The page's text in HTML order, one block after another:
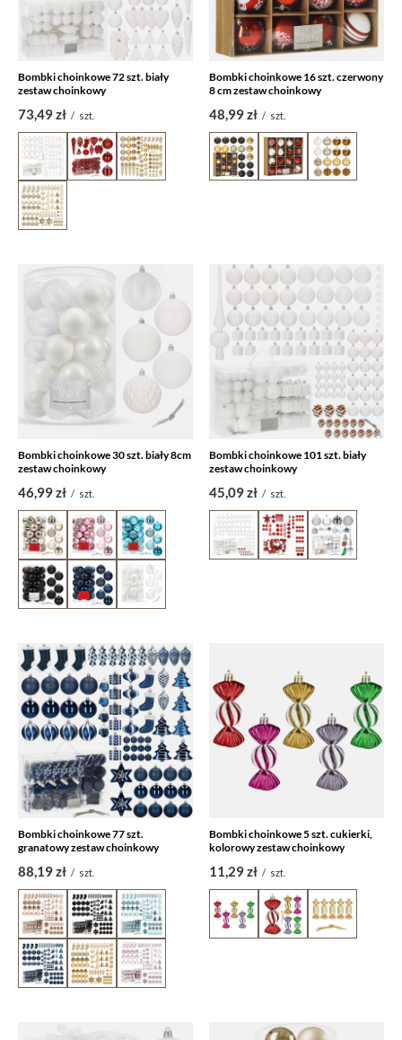
Bombki choinkowe 72 szt. biały
zestaw choinkowy
73,49 zł / szt.
Bombki choinkowe 16 szt. czerwony
8 cm zestaw choinkowy
48,99 zł / szt.
Bombki choinkowe 30 szt. biały 8cm
zestaw choinkowy
46,99 zł / szt.
Bombki choinkowe 101 szt. biały
zestaw choinkowy
45,09 zł / szt.
Bombki choinkowe 77 szt.
granatowy zestaw choinkowy
88,19 zł / szt.
Bombki choinkowe 5 szt. cukierki,
kolorowy zestaw choinkowy
11,29 zł / szt.